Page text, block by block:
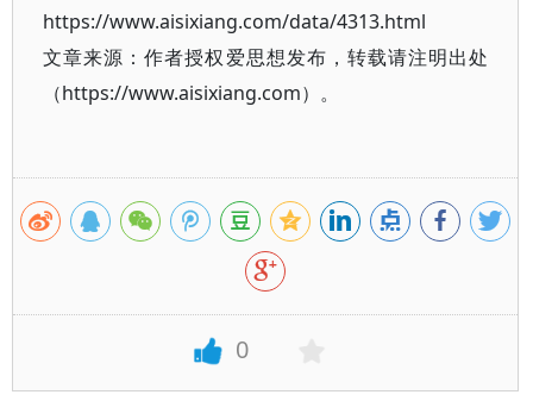
https://www.aisixiang.com/data/4313.html
文章来源：作者授权爱思想发布，转载请注明出处
（https://www.aisixiang.com）。
0